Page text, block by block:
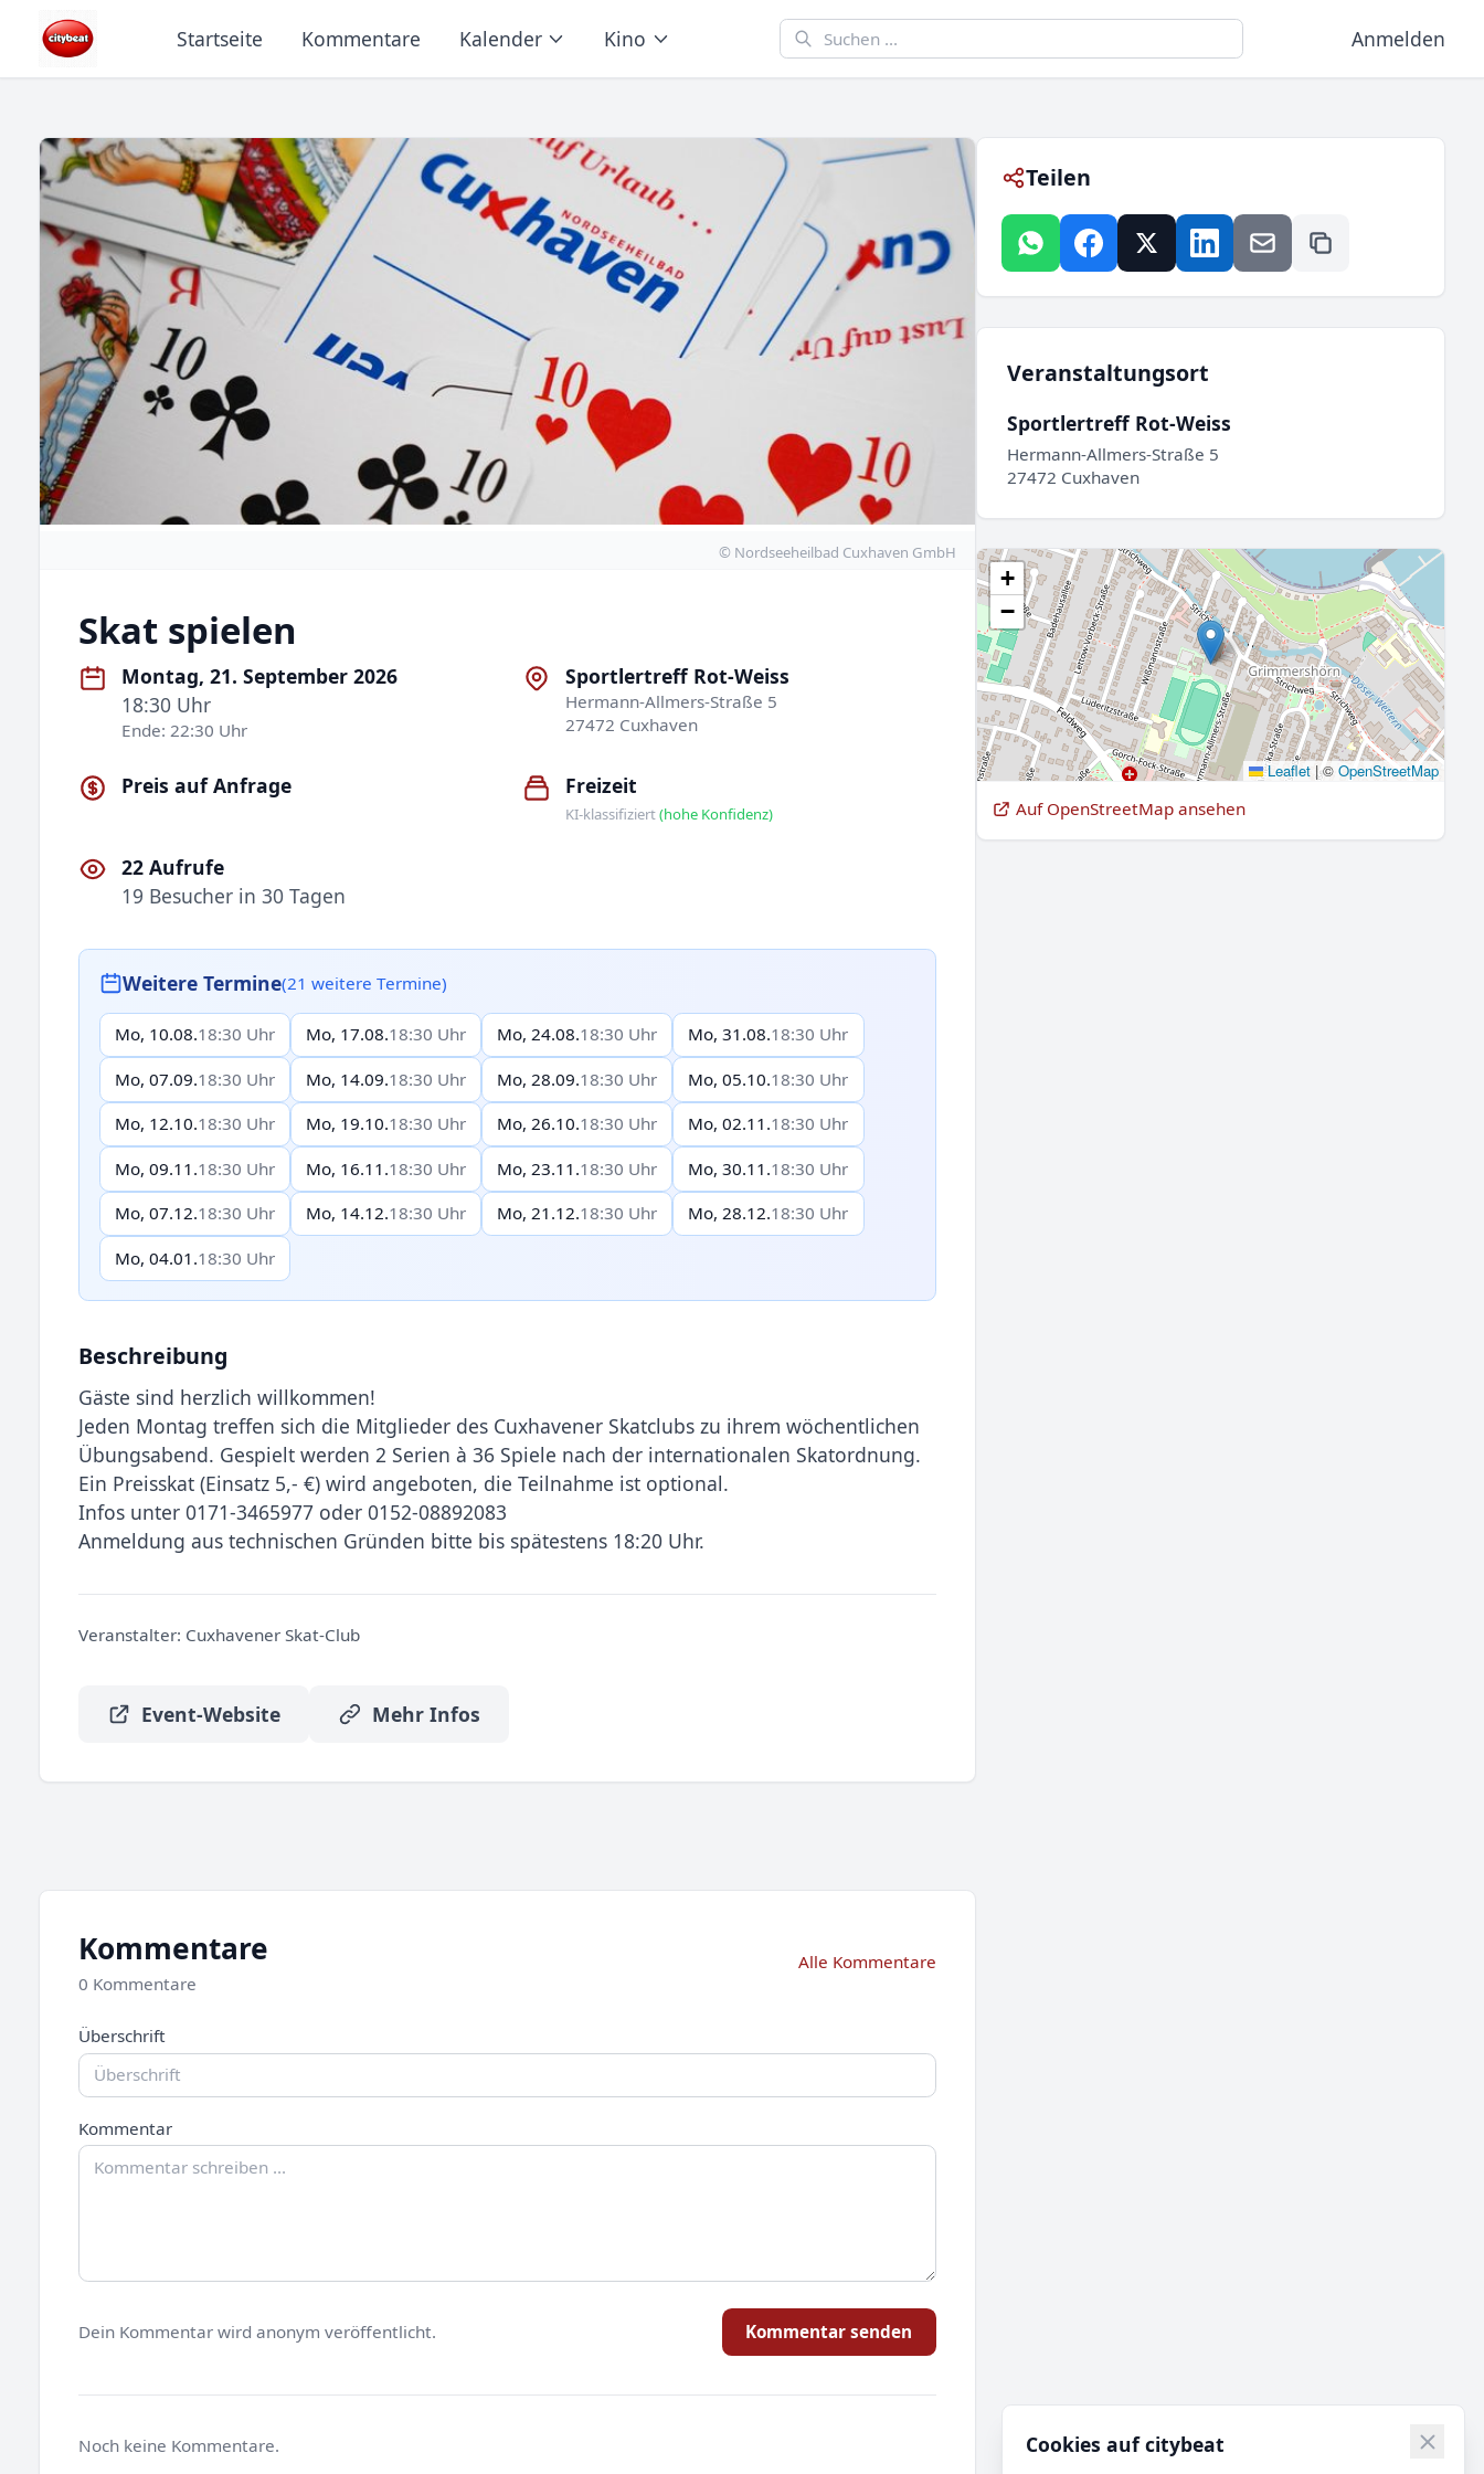
Startseite Kommentare Kalender Kino Anmelden
© Nordseeheilbad Cuxhaven GmbH
Skat spielen
Montag, 21. September 2026
18:30 Uhr
Ende: 22:30 Uhr
Sportlertreff Rot-Weiss
Hermann-Allmers-Straße 5
27472 Cuxhaven
Preis auf Anfrage Freizeit
KI-klassifiziert(hohe Konfidenz)
22 Aufrufe
19 Besucher in 30 Tagen
Weitere Termine(21 weitere Termine)
Mo, 10.08.18:30 Uhr Mo, 17.08.18:30 Uhr Mo, 24.08.18:30 Uhr Mo, 31.08.18:30 Uhr
Mo, 07.09.18:30 Uhr Mo, 14.09.18:30 Uhr Mo, 28.09.18:30 Uhr Mo, 05.10.18:30 Uhr
Mo, 12.10.18:30 Uhr Mo, 19.10.18:30 Uhr Mo, 26.10.18:30 Uhr Mo, 02.11.18:30 Uhr
Mo, 09.11.18:30 Uhr Mo, 16.11.18:30 Uhr Mo, 23.11.18:30 Uhr Mo, 30.11.18:30 Uhr
Mo, 07.12.18:30 Uhr Mo, 14.12.18:30 Uhr Mo, 21.12.18:30 Uhr Mo, 28.12.18:30 Uhr
Mo, 04.01.18:30 Uhr
Beschreibung
Gäste sind herzlich willkommen!
Jeden Montag treffen sich die Mitglieder des Cuxhavener Skatclubs zu ihrem wöchentlichen
Übungsabend. Gespielt werden 2 Serien à 36 Spiele nach der internationalen Skatordnung.
Ein Preisskat (Einsatz 5,- €) wird angeboten, die Teilnahme ist optional.
Infos unter 0171-3465977 oder 0152-08892083
Anmeldung aus technischen Gründen bitte bis spätestens 18:20 Uhr.
Veranstalter: Cuxhavener Skat-Club
Event-Website Mehr Infos
Teilen
Veranstaltungsort
Sportlertreff Rot-Weiss
Hermann-Allmers-Straße 5
27472 Cuxhaven
+
−
Leaflet |© OpenStreetMap
Auf OpenStreetMap ansehen
Kommentare
0 Kommentare
Alle Kommentare
Überschrift
Kommentar
Dein Kommentar wird anonym veröffentlicht. Kommentar senden
Noch keine Kommentare. Cookies auf citybeat